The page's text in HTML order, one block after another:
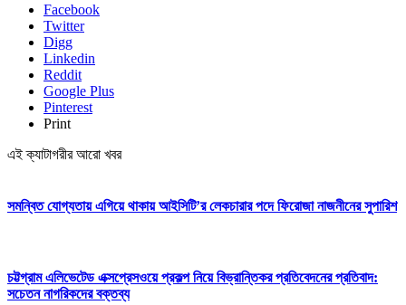
Facebook
Twitter
Digg
Linkedin
Reddit
Google Plus
Pinterest
Print
এই ক্যাটাগরীর আরো খবর
সমন্বিত যোগ্যতায় এগিয়ে থাকায় আইসিটি’র লেকচারার পদে ফিরোজা নাজনীনের সুপারিশ
চট্টগ্রাম এলিভেটেড এক্সপ্রেসওয়ে প্রকল্প নিয়ে বিভ্রান্তিকর প্রতিবেদনের প্রতিবাদ:
সচেতন নাগরিকদের বক্তব্য